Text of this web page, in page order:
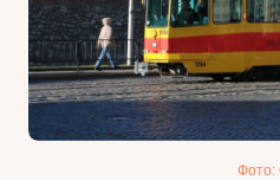
Фото: